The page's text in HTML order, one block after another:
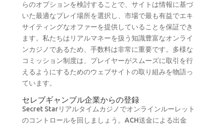
らのオプションを検討することで、サイトは情報に基づ
いた最適なプレイ場所を選択し、市場で最も有益でエキ
サイティングなオファーを提供していることを保証でき
ます。私たちはリアルマネーを扱う知識豊富なオンライ
ンカジノであるため、手数料は非常に重要です。多様な
コミッション制度は、プレイヤーがスムーズに取引を行
えるようにするためのウェブサイトの取り組みを物語っ
ています。
セレブギャンブル企業からの登録
Secret Starリアルタイムカジノでオンラインルーレット
のコントロールを回しましょう。ACH送金による出金